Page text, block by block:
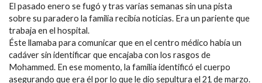
El pasado enero se fugó y tras varias semanas sin una pista
sobre su paradero la familia recibía noticias. Era un pariente que
trabaja en el hospital.
Éste llamaba para comunicar que en el centro médico había un
cadáver sin identificar que encajaba con los rasgos de
Mohammed. En ese momento, la familia identificó el cuerpo
asegurando que era él por lo que le dio sepultura el 21 de marzo.